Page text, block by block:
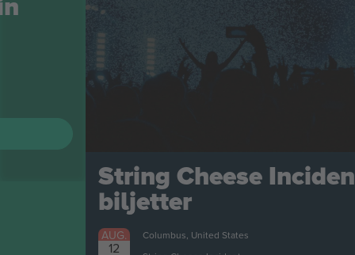
String Cheese Incident
biljetter
Columbus, United States